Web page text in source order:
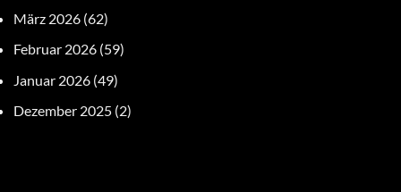
März 2026 (62)
Februar 2026 (59)
Januar 2026 (49)
Dezember 2025 (2)